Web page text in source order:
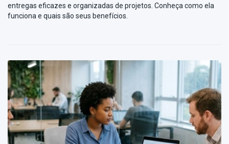
entregas eficazes e organizadas de projetos. Conheça como ela
funciona e quais são seus benefícios.